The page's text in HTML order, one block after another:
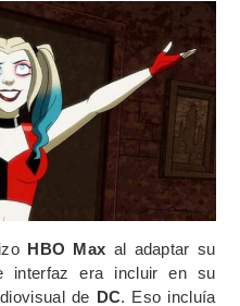
HBO Max al adaptar su
interfaz era incluir en su
de DC. Eso incluía